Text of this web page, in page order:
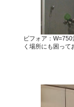
ビフォア：
く場所にも困って